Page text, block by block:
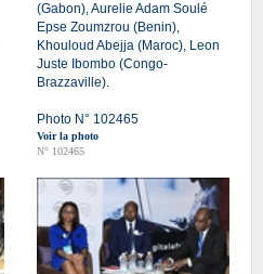
(Gabon), Aurelie Adam Soulé
Epse Zoumzrou (Benin),
Khouloud Abejja (Maroc), Leon
Juste Ibombo (Congo-
Brazzaville).
Photo N° 102465
Voir la photo
N° 102465